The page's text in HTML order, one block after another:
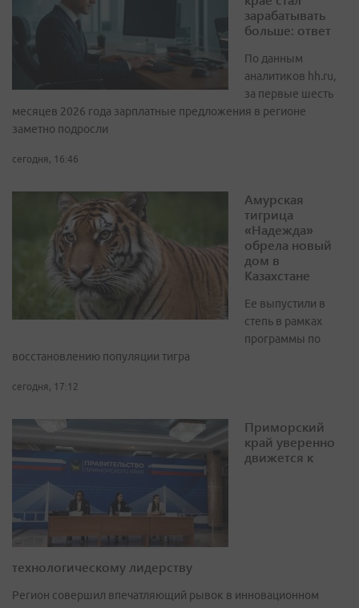
зарабатывать
больше: ответ
По данным
аналитиков hh.ru,
за первые шесть
месяцев 2026 года зарплатные предложения в регионе
заметно подросли
сегодня, 16:46
Амурская
тигрица
«Надежда»
обрела новый
дом в
Казахстане
Ее выпустили в
степь в рамках
программы по
восстановлению популяции тигра
сегодня, 17:12
Приморский
край уверенно
движется к
технологическому лидерству
Регион совершил впечатляющий рывок в инновационном